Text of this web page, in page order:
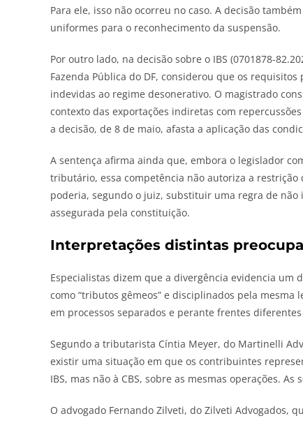
Para ele, isso não ocorreu no caso. A decisão
uniformes para o reconhecimento da suspensão.
Por outro lado, na decisão sobre o IBS (0701878-
Fazenda Pública do DF, considerou que os
indevidas ao regime desonerativo. O magistrado
contexto das exportações indiretas com
a decisão, de 8 de maio, afasta a aplicação das
A sentença afirma ainda que, embora o legislador
tributário, essa competência não autoriza a
poderia, segundo o juiz, substituir uma regra de
assegurada pela constituição.
Interpretações distintas
Especialistas dizem que a divergência evidencia um
como “tributos gêmeos” e disciplinados pela
em processos separados e perante frentes
Segundo a tributarista Cíntia Meyer, do Martinelli
existir uma situação em que os contribuintes
IBS, mas não à CBS, sobre as mesmas operações.
O advogado Fernando Zilveti, do Zilveti Advogados,